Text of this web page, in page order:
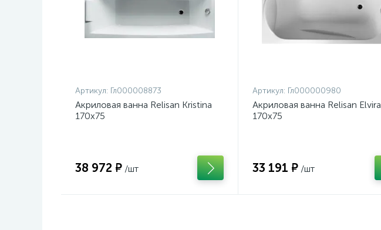
Артикул: Гл000008873
Акриловая ванна Relisan Kristina
170х75
38 972 ₽ /шт
Артикул: Гл000000980
Акриловая ванна Relisan Elvira
170х75
33 191 ₽ /шт